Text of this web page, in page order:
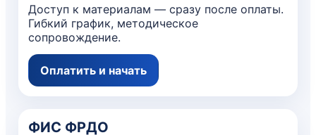
Доступ к материалам — сразу после оплаты.
Гибкий график, методическое
сопровождение.
Оплатить и начать
ФИС ФРДО